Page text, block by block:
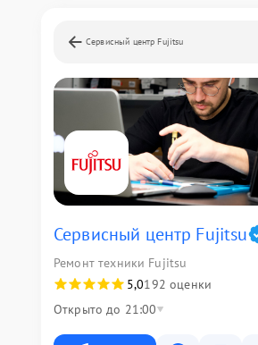
Сервисный центр Fujitsu
Сервисный центр Fujitsu
Ремонт техники Fujitsu
5,0192 оценки
Открыто до 21:00